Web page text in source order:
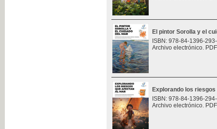
El pintor Sorolla y el
ISBN: 978-84-1396-
Archivo electrónico.
Explorando los
ISBN: 978-84-1396-
Archivo electrónico.